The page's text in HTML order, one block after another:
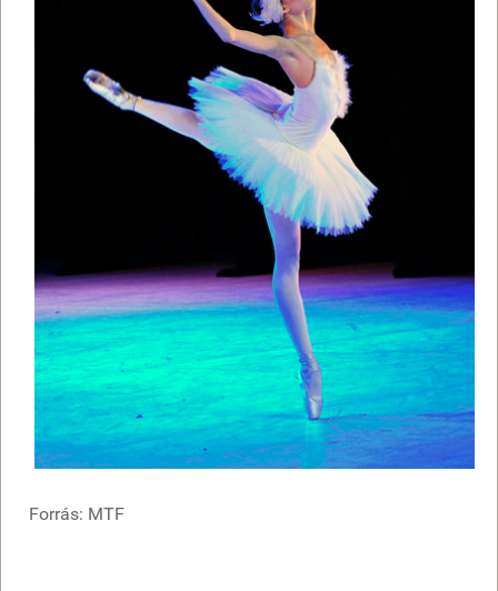
Forrás: MTF